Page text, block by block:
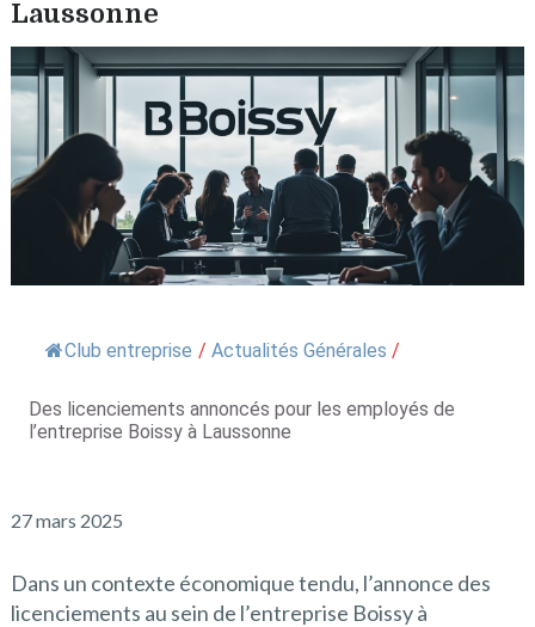
Laussonne
Club entreprise / Actualités Générales /
Des licenciements annoncés pour les employés de
l’entreprise Boissy à Laussonne
27 mars 2025
Dans un contexte économique tendu, l’annonce des
licenciements au sein de l’entreprise Boissy à